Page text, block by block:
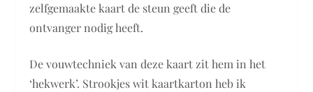
zelfgemaakte kaart de steun geeft die de
ontvanger nodig heeft.
De vouwtechniek van deze kaart zit hem in het
‘hekwerk’. Strookjes wit kaartkarton heb ik